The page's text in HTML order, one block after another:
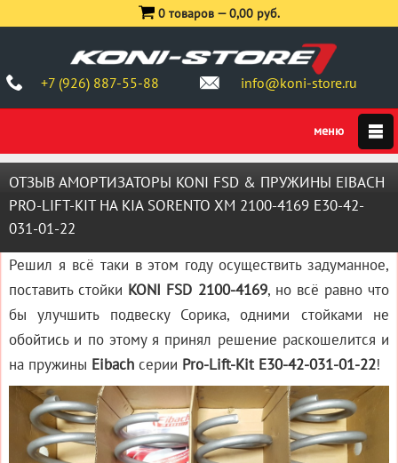
+7 (926) 887-55-88 info@koni-store.ru
0 товаров —0,00 руб.
ОТЗЫВ АМОРТИЗАТОРЫ KONI FSD & ПРУЖИНЫ EIBACH
PRO-LIFT-KIT НА KIA SORENTO XM 2100-4169 E30-42-
031-01-22
Решил я всё таки в этом году осуществить задуманное,
поставить стойки KONI FSD 2100-4169, но всё равно что
бы улучшить подвеску Сорика, одними стойками не
обойтись и по этому я принял решение раскошелится и
на пружины Eibach серии Pro-Lift-Kit E30-42-031-01-22!